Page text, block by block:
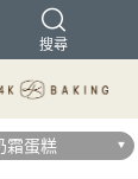
搜尋
芒果季
霜蛋糕